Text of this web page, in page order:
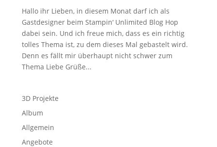
Hallo ihr Lieben, in diesem Monat darf ich als
Gastdesigner beim Stampin‘ Unlimited Blog Hop
dabei sein. Und ich freue mich, dass es ein richtig
tolles Thema ist, zu dem dieses Mal gebastelt wird.
Denn es fällt mir überhaupt nicht schwer zum
Thema Liebe Grüße...
3D Projekte
Album
Allgemein
Angebote